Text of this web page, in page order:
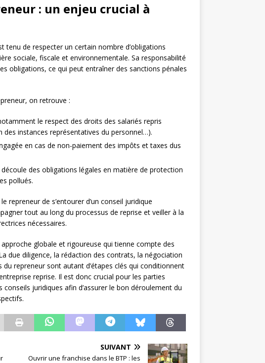
: un enjeu crucial à
tenu de respecter un certain nombre d’obligations
sociale, fiscale et environnementale. Sa responsabilité
obligations, ce qui peut entraîner des sanctions pénales
on retrouve :
le respect des droits des salariés repris
instances représentatives du personnel…).
en cas de non-paiement des impôts et taxes dus
des obligations légales en matière de protection
pollués.
repreneur de s’entourer d’un conseil juridique
tout au long du processus de reprise et veiller à la
nécessaires.
globale et rigoureuse qui tienne compte des
due diligence, la rédaction des contrats, la négociation
repreneur sont autant d’étapes clés qui conditionnent
reprise. Il est donc crucial pour les parties
juridiques afin d’assurer le bon déroulement du
SUIVANT
Ouvrir une franchise dans le BTP : les